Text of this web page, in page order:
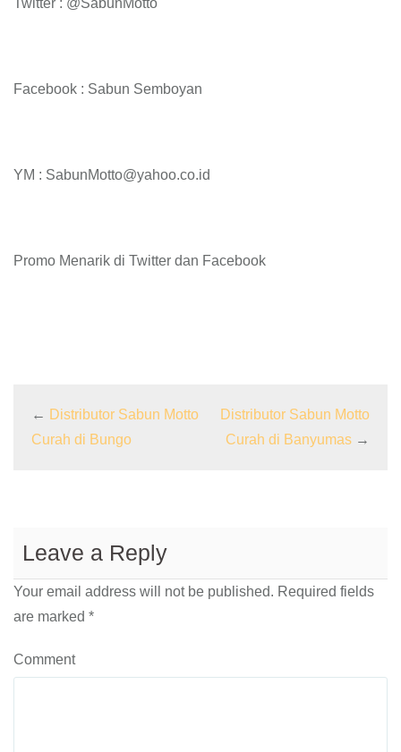
Twitter : @SabunMotto
Facebook : Sabun Semboyan
YM : SabunMotto@yahoo.co.id
Promo Menarik di Twitter dan Facebook
← Distributor Sabun Motto
Curah di Bungo
Distributor Sabun Motto
Curah di Banyumas →
Leave a Reply
Your email address will not be published. Required fields
are marked *
Comment